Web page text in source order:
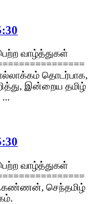
வாழ்த்துகள்
தொடர்பாக,
இன்றைய தமிழ்
வாழ்த்துகள்
செந்தமிழ்